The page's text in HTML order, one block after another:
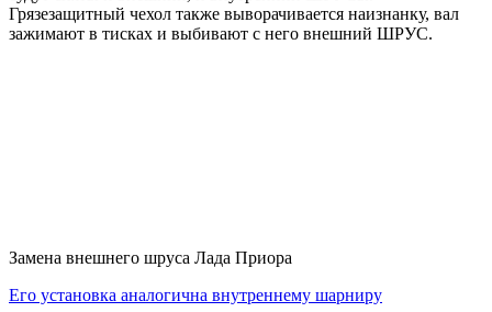
Грязезащитный чехол также выворачивается наизнанку, вал
зажимают в тисках и выбивают с него внешний ШРУС.
Замена внешнего шруса Лада Приора
Его установка аналогична внутреннему шарниру